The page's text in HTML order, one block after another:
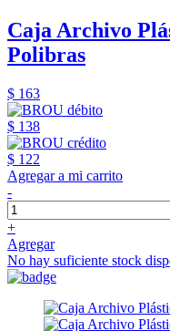
Caja Archivo
Polibras
$ 163
$ 138
$ 122
Agregar a mi carrito
-
+
Agregar
No hay suficiente stock